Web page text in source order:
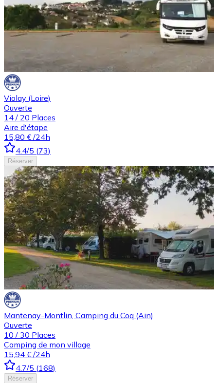
Violay (Loire)
Ouverte
14 / 20 Places
Aire d'étape
15,80 € /24h
4.4/5 (73)
Réserver
Mantenay-Montlin, Camping du Coq (Ain)
Ouverte
10 / 30 Places
Camping de mon village
15,94 € /24h
4.7/5 (168)
Réserver